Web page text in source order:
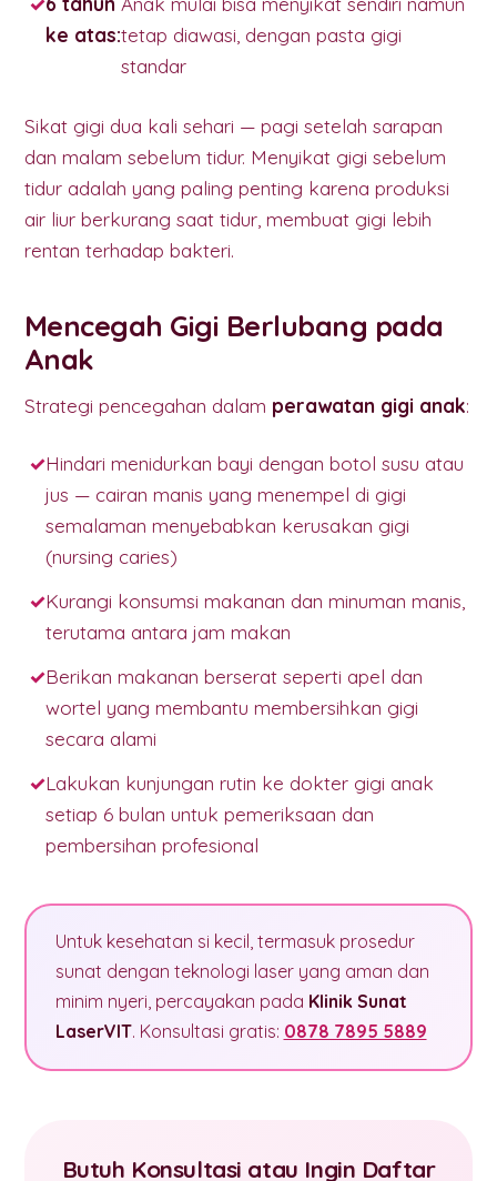
ke atas:tetap diawasi, dengan pasta gigi
standar
Sikat gigi dua kali sehari — pagi setelah sarapan
dan malam sebelum tidur. Menyikat gigi sebelum
tidur adalah yang paling penting karena produksi
air liur berkurang saat tidur, membuat gigi lebih
rentan terhadap bakteri.
Mencegah Gigi Berlubang pada
Anak
Strategi pencegahan dalam perawatan gigi anak:
Hindari menidurkan bayi dengan botol susu atau
jus — cairan manis yang menempel di gigi
semalaman menyebabkan kerusakan gigi
(nursing caries)
Kurangi konsumsi makanan dan minuman manis,
terutama antara jam makan
Berikan makanan berserat seperti apel dan
wortel yang membantu membersihkan gigi
secara alami
Lakukan kunjungan rutin ke dokter gigi anak
setiap 6 bulan untuk pemeriksaan dan
pembersihan profesional
Untuk kesehatan si kecil, termasuk prosedur
sunat dengan teknologi laser yang aman dan
minim nyeri, percayakan pada Klinik Sunat
LaserVIT. Konsultasi gratis: 0878 7895 5889
Butuh Konsultasi atau Ingin Daftar